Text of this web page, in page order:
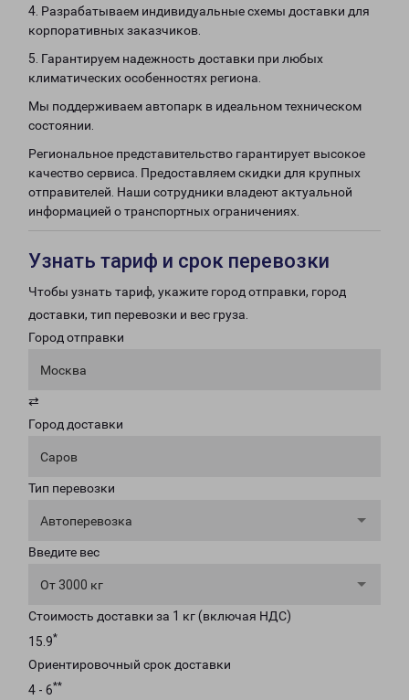
4. Разрабатываем индивидуальные схемы доставки для
корпоративных заказчиков.
5. Гарантируем надежность доставки при любых
климатических особенностях региона.
Мы поддерживаем автопарк в идеальном техническом
состоянии.
Региональное представительство гарантирует высокое
качество сервиса. Предоставляем скидки для крупных
отправителей. Наши сотрудники владеют актуальной
информацией о транспортных ограничениях.
Узнать тариф и срок перевозки
Чтобы узнать тариф, укажите город отправки, город
доставки, тип перевозки и вес груза.
Город отправки
Москва
⇄
Город доставки
Саров
Тип перевозки
Автоперевозка
Введите вес
От 3000 кг
Стоимость доставки за 1 кг (включая НДС)
15.9*
Ориентировочный срок доставки
4 - 6**